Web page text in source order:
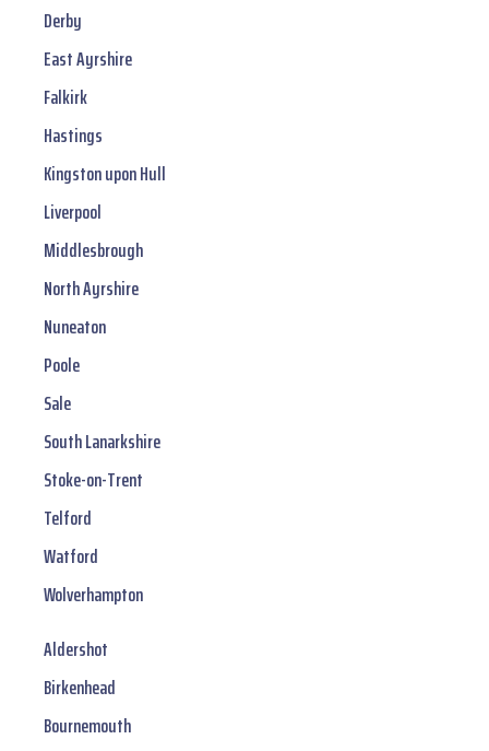
Derby
East Ayrshire
Falkirk
Hastings
Kingston upon Hull
Liverpool
Middlesbrough
North Ayrshire
Nuneaton
Poole
Sale
South Lanarkshire
Stoke-on-Trent
Telford
Watford
Wolverhampton
Aldershot
Birkenhead
Bournemouth